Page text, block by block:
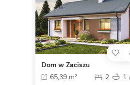
Dom w Zaciszu
65,39 m²
2 1